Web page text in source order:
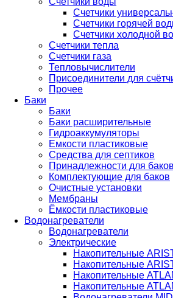
Счетчики
Счетчики горячей
Счетчики холодной
Счетчики тепла
Счетчики газа
Тепловычислители
Присоединители для
Прочее
Баки
Баки
Баки расширительные
Гидроаккумуляторы
Емкости пластиковые
Средства для септиков
Принадлежности для баков
Комплектующие для баков
Очистные установки
Мембраны
Ёмкости пластиковые
Водонагреватели
Водонагреватели
Электрические
Накопительные
Накопительные
Накопительные
Накопительные